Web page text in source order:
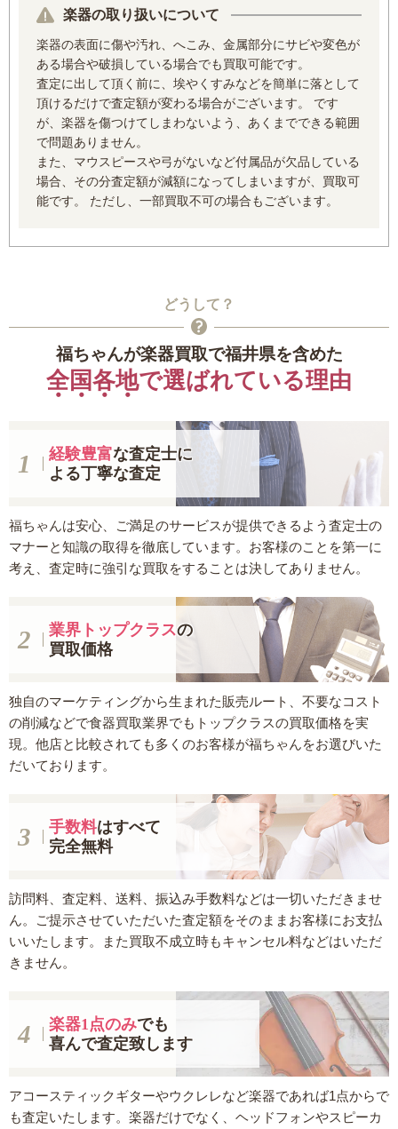
楽器の取り扱いについて
楽器の表面に傷や汚れ、へこみ、金属部分にサビや変色が
ある場合や破損している場合でも買取可能です。
査定に出して頂く前に、埃やくすみなどを簡単に落として
頂けるだけで査定額が変わる場合がございます。 です
が、楽器を傷つけてしまわないよう、あくまでできる範囲
で問題ありません。
また、マウスピースや弓がないなど付属品が欠品している
場合、その分査定額が減額になってしまいますが、買取可
能です。 ただし、一部買取不可の場合もございます。
どうして？
福ちゃんが楽器買取で福井県を含めた
全国各地で選ばれている理由
経験豊富な査定士に
よる丁寧な査定
福ちゃんは安心、ご満足のサービスが提供できるよう査定士の
マナーと知識の取得を徹底しています。お客様のことを第一に
考え、査定時に強引な買取をすることは決してありません。
業界トップクラスの
買取価格
独自のマーケティングから生まれた販売ルート、不要なコスト
の削減などで食器買取業界でもトップクラスの買取価格を実
現。他店と比較されても多くのお客様が福ちゃんをお選びいた
だいております。
手数料はすべて
完全無料
訪問料、査定料、送料、振込み手数料などは一切いただきませ
ん。ご提示させていただいた査定額をそのままお客様にお支払
いいたします。また買取不成立時もキャンセル料などはいただ
きません。
楽器1点のみでも
喜んで査定致します
アコースティックギターやウクレレなど楽器であれば1点からで
も査定いたします。楽器だけでなく、ヘッドフォンやスピーカ